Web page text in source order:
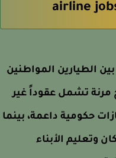
الطيارين المواطنين
تشمل عقوداً غير
حكومية داعمة، بينما
الأبناء